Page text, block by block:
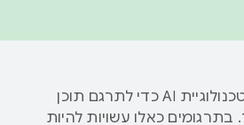
‫Google משתמשת בטכנולוגיית AI כדי לתרגם תוכן
כאלו עשויות להיות